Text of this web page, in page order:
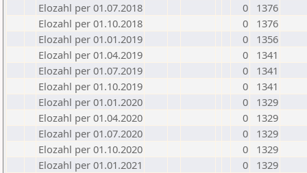
Elozahl per 01.07.2018
0
1376
Elozahl per 01.10.2018
0
1376
Elozahl per 01.01.2019
0
1356
Elozahl per 01.04.2019
0
1341
Elozahl per 01.07.2019
0
1341
Elozahl per 01.10.2019
0
1341
Elozahl per 01.01.2020
0
1329
Elozahl per 01.04.2020
0
1329
Elozahl per 01.07.2020
0
1329
Elozahl per 01.10.2020
0
1329
Elozahl per 01.01.2021
0
1329